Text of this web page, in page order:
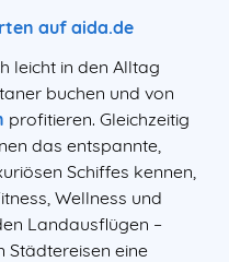
auf aida.de
leicht in den Alltag
buchen und von
profitieren. Gleichzeitig
das entspannte,
Schiffes kennen,
Wellness und
Landausflügen –
eine